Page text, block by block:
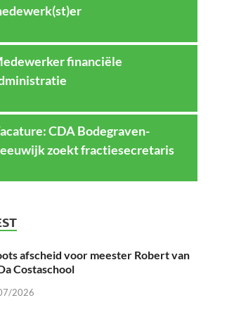
financiële
CDA Bodegraven-
zoekt fractiesecretaris
afscheid voor meester Robert van
Costaschool
2026